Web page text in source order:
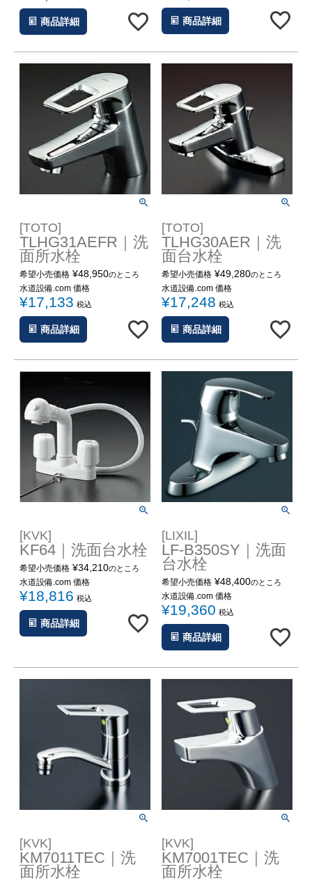
商品詳細 商品詳細
[TOTO]
TLHG31AEFR｜洗
面所水栓
希望小売価格 ¥48,950のところ
水道設備.com 価格
¥17,133 税込
商品詳細
[TOTO]
TLHG30AER｜洗
面台水栓
希望小売価格 ¥49,280のところ
水道設備.com 価格
¥17,248 税込
商品詳細
[KVK]
KF64｜洗面台水栓
希望小売価格 ¥34,210のところ
水道設備.com 価格
¥18,816 税込
商品詳細
[LIXIL]
LF-B350SY｜洗面
台水栓
希望小売価格 ¥48,400のところ
水道設備.com 価格
¥19,360 税込
商品詳細
[KVK]
KM7011TEC｜洗
面所水栓
[KVK]
KM7001TEC｜洗
面所水栓